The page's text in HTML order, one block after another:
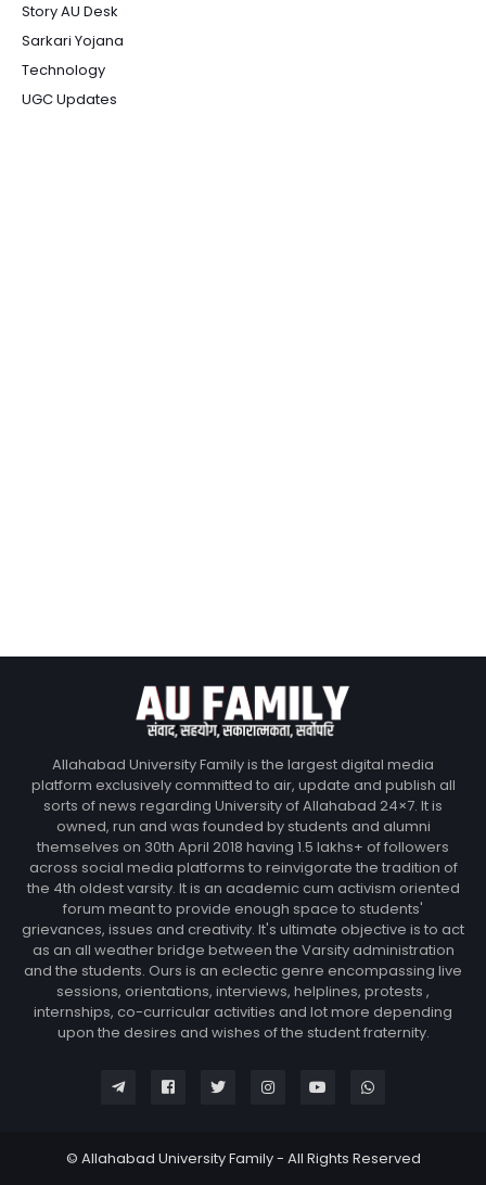
Story AU Desk
Sarkari Yojana
Technology
UGC Updates
Allahabad University Family is the largest digital media
platform exclusively committed to air, update and publish all
sorts of news regarding University of Allahabad 24×7. It is
owned, run and was founded by students and alumni
themselves on 30th April 2018 having 1.5 lakhs+ of followers
across social media platforms to reinvigorate the tradition of
the 4th oldest varsity. It is an academic cum activism oriented
forum meant to provide enough space to students'
grievances, issues and creativity. It's ultimate objective is to act
as an all weather bridge between the Varsity administration
and the students. Ours is an eclectic genre encompassing live
sessions, orientations, interviews, helplines, protests ,
internships, co-curricular activities and lot more depending
upon the desires and wishes of the student fraternity.
© Allahabad University Family - All Rights Reserved